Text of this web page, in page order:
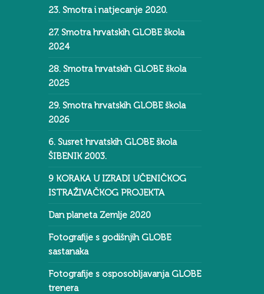
23. Smotra i natjecanje 2020.
27. Smotra hrvatskih GLOBE škola
2024
28. Smotra hrvatskih GLOBE škola
2025
29. Smotra hrvatskih GLOBE škola
2026
6. Susret hrvatskih GLOBE škola
ŠIBENIK 2003.
9 KORAKA U IZRADI UČENIČKOG
ISTRAŽIVAČKOG PROJEKTA
Dan planeta Zemlje 2020
Fotografije s godišnjih GLOBE
sastanaka
Fotografije s osposobljavanja GLOBE
trenera